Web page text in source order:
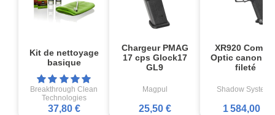
Kit de nettoyage
basique
Breakthrough Clean
Technologies
37,80 €
Chargeur PMAG
17 cps Glock17
GL9
Magpul
25,50 €
XR920
Optic canon
fileté
Shadow Systems
1 584,00 €